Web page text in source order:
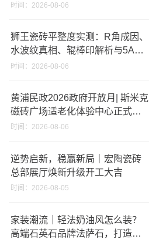
时间：2026-08-06
狮王瓷砖平整度实测：R角成因、
水波纹真相、辊棒印解析与5A标
准选购指南
时间：2026-08-06
黄浦民政2026政府开放月| 斯米克
磁砖广场适老化体验中心正式亮
相
时间：2026-08-06
逆势启新，稳赢新局｜宏陶瓷砖
总部展厅焕新升级开工大吉
时间：2026-08-05
家装潮流｜轻法奶油风怎么装？
高端石英石品牌法萨石，打造质